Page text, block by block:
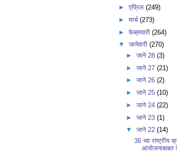
► एप्रिल (249)
► मार्च (273)
► फेब्रुवारी (264)
▼ जानेवारी (270)
►जाने 28(3)
►जाने 27(21)
►जाने 26(2)
►जाने 25(10)
►जाने 24(22)
►जाने 23(1)
▼जाने 22(14)
36 व्या राष्ट्रीय
आयोजनाबाबत